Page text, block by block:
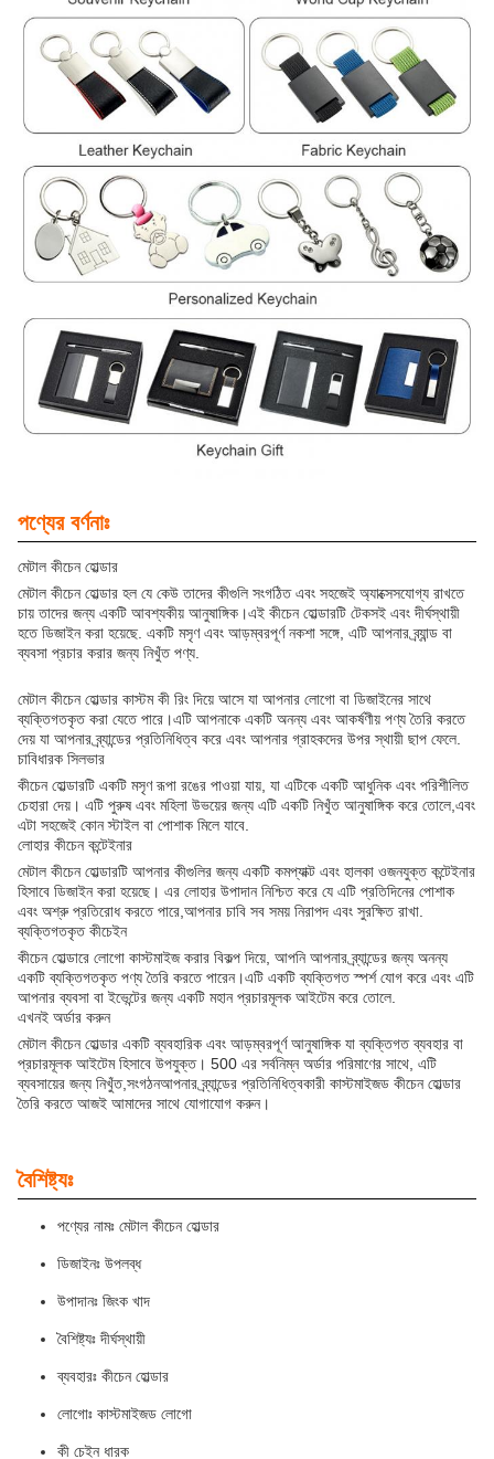
পণ্যের বর্ণনাঃ
মেটাল কীচেন হোল্ডার
মেটাল কীচেন হোল্ডার হল যে কেউ তাদের কীগুলি সংগঠিত এবং সহজেই অ্যাক্সেসযোগ্য রাখতে
চায় তাদের জন্য একটি আবশ্যকীয় আনুষাঙ্গিক।এই কীচেন হোল্ডারটি টেকসই এবং দীর্ঘস্থায়ী
হতে ডিজাইন করা হয়েছে. একটি মসৃণ এবং আড়ম্বরপূর্ণ নকশা সঙ্গে, এটি আপনার ব্র্যান্ড বা
ব্যবসা প্রচার করার জন্য নিখুঁত পণ্য.
মেটাল কীচেন হোল্ডার কাস্টম কী রিং দিয়ে আসে যা আপনার লোগো বা ডিজাইনের সাথে
ব্যক্তিগতকৃত করা যেতে পারে।এটি আপনাকে একটি অনন্য এবং আকর্ষণীয় পণ্য তৈরি করতে
দেয় যা আপনার ব্র্যান্ডের প্রতিনিধিত্ব করে এবং আপনার গ্রাহকদের উপর স্থায়ী ছাপ ফেলে.
চাবিধারক সিলভার
কীচেন হোল্ডারটি একটি মসৃণ রূপা রঙের পাওয়া যায়, যা এটিকে একটি আধুনিক এবং পরিশীলিত
চেহারা দেয়। এটি পুরুষ এবং মহিলা উভয়ের জন্য এটি একটি নিখুঁত আনুষাঙ্গিক করে তোলে,এবং
এটা সহজেই কোন স্টাইল বা পোশাক মিলে যাবে.
লোহার কীচেন কন্টেইনার
মেটাল কীচেন হোল্ডারটি আপনার কীগুলির জন্য একটি কমপ্যাক্ট এবং হালকা ওজনযুক্ত কন্টেইনার
হিসাবে ডিজাইন করা হয়েছে। এর লোহার উপাদান নিশ্চিত করে যে এটি প্রতিদিনের পোশাক
এবং অশ্রু প্রতিরোধ করতে পারে,আপনার চাবি সব সময় নিরাপদ এবং সুরক্ষিত রাখা.
ব্যক্তিগতকৃত কীচেইন
কীচেন হোল্ডারে লোগো কাস্টমাইজ করার বিকল্প দিয়ে, আপনি আপনার ব্র্যান্ডের জন্য অনন্য
একটি ব্যক্তিগতকৃত পণ্য তৈরি করতে পারেন।এটি একটি ব্যক্তিগত স্পর্শ যোগ করে এবং এটি
আপনার ব্যবসা বা ইভেন্টের জন্য একটি মহান প্রচারমূলক আইটেম করে তোলে.
এখনই অর্ডার করুন
মেটাল কীচেন হোল্ডার একটি ব্যবহারিক এবং আড়ম্বরপূর্ণ আনুষাঙ্গিক যা ব্যক্তিগত ব্যবহার বা
প্রচারমূলক আইটেম হিসাবে উপযুক্ত। 500 এর সর্বনিম্ন অর্ডার পরিমাণের সাথে, এটি
ব্যবসায়ের জন্য নিখুঁত,সংগঠনআপনার ব্র্যান্ডের প্রতিনিধিত্বকারী কাস্টমাইজড কীচেন হোল্ডার
তৈরি করতে আজই আমাদের সাথে যোগাযোগ করুন।
বৈশিষ্ট্যঃ
পণ্যের নামঃ মেটাল কীচেন হোল্ডার
ডিজাইনঃ উপলব্ধ
উপাদানঃ জিংক খাদ
বৈশিষ্ট্যঃ দীর্ঘস্থায়ী
ব্যবহারঃ কীচেন হোল্ডার
লোগোঃ কাস্টমাইজড লোগো
কী চেইন ধারক